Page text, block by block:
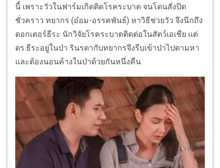
นี้ เพราะวัวในฟาร์มเกิดติดโรคระบาด จนโดนสั่งปิด
ชั่วคราว ทยากร (อ๋อม-อรรคพันธ์) หาวิธีช่วยวัว จึงนึกถึง
ดอกเตอร์ธีระ นักวิจัยโรคระบาดติดต่อในสัตว์เอเชีย แต่
ดร.ธีระอยู่ในป่า รินรดากับทยากรจึงรีบเข้าป่าไปตามหา
และต้องนอนค้างในป่าด้วยกันหนึ่งคืน